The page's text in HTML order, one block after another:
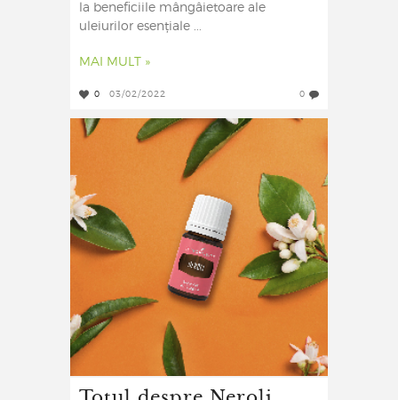
la beneficiile mângâietoare ale
uleiurilor esențiale ...
MAI MULT »
0 03/02/2022 0